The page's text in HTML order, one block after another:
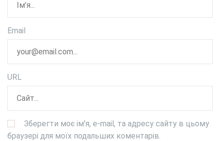
Email
URL
Зберегти моє ім'я, e-mail, та адресу сайту в цьому
браузері для моїх подальших коментарів.